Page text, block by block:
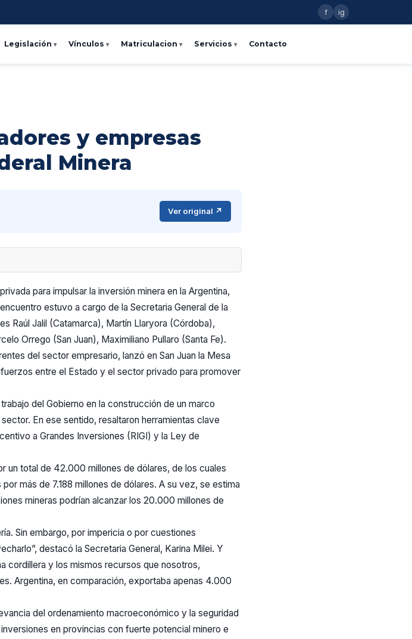
f ig
Legislación Vínculos Matriculacion Servicios Contacto
y empresas
Minera
Ver original ↗
para impulsar la inversión minera en la Argentina,
estuvo a cargo de la Secretaria General de la
Raúl Jalil (Catamarca), Martín Llaryora (Córdoba),
Orrego (San Juan), Maximiliano Pullaro (Santa Fe).
del sector empresario, lanzó en San Juan la Mesa
entre el Estado y el sector privado para promover
del Gobierno en la construcción de un marco
En ese sentido, resaltaron herramientas clave
a Grandes Inversiones (RIGI) y la Ley de
un total de 42.000 millones de dólares, de los cuales
más de 7.188 millones de dólares. A su vez, se estima
mineras podrían alcanzar los 20.000 millones de
Sin embargo, por impericia o por cuestiones
destacó la Secretaria General, Karina Milei. Y
cordillera y los mismos recursos que nosotros,
Argentina, en comparación, exportaba apenas 4.000
del ordenamiento macroeconómico y la seguridad
en provincias con fuerte potencial minero e